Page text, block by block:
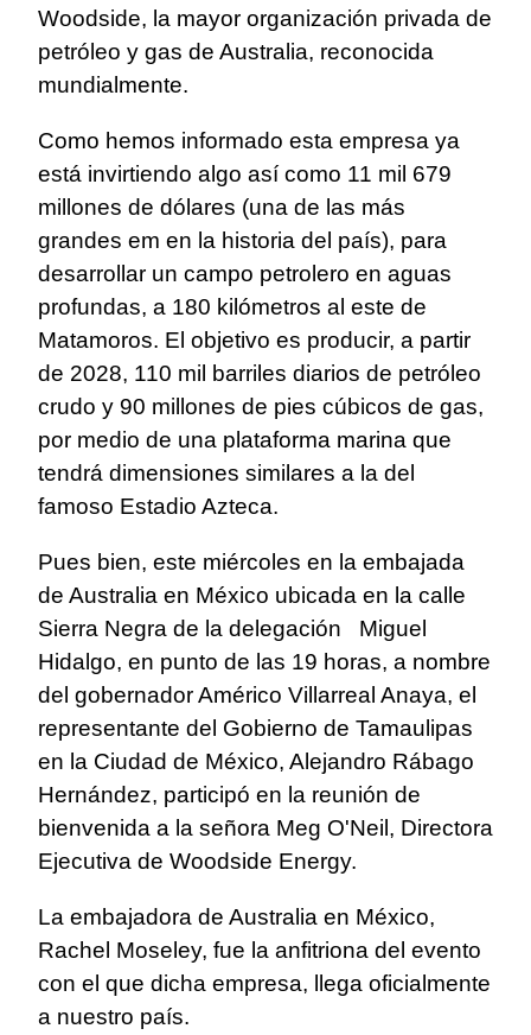
Woodside, la mayor organización privada de
petróleo y gas de Australia, reconocida
mundialmente.
Como hemos informado esta empresa ya
está invirtiendo algo así como 11 mil 679
millones de dólares (una de las más
grandes em en la historia del país), para
desarrollar un campo petrolero en aguas
profundas, a 180 kilómetros al este de
Matamoros. El objetivo es producir, a partir
de 2028, 110 mil barriles diarios de petróleo
crudo y 90 millones de pies cúbicos de gas,
por medio de una plataforma marina que
tendrá dimensiones similares a la del
famoso Estadio Azteca.
Pues bien, este miércoles en la embajada
de Australia en México ubicada en la calle
Sierra Negra de la delegación Miguel
Hidalgo, en punto de las 19 horas, a nombre
del gobernador Américo Villarreal Anaya, el
representante del Gobierno de Tamaulipas
en la Ciudad de México, Alejandro Rábago
Hernández, participó en la reunión de
bienvenida a la señora Meg O'Neil, Directora
Ejecutiva de Woodside Energy.
La embajadora de Australia en México,
Rachel Moseley, fue la anfitriona del evento
con el que dicha empresa, llega oficialmente
a nuestro país.